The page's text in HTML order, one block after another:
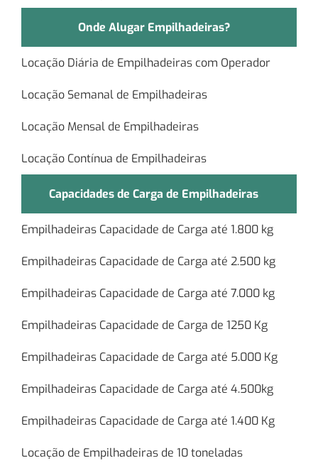
Onde Alugar Empilhadeiras?
Locação Diária de Empilhadeiras com Operador
Locação Semanal de Empilhadeiras
Locação Mensal de Empilhadeiras
Locação Contínua de Empilhadeiras
Capacidades de Carga de Empilhadeiras
Empilhadeiras Capacidade de Carga até 1.800 kg
Empilhadeiras Capacidade de Carga até 2.500 kg
Empilhadeiras Capacidade de Carga até 7.000 kg
Empilhadeiras Capacidade de Carga de 1250 Kg
Empilhadeiras Capacidade de Carga até 5.000 Kg
Empilhadeiras Capacidade de Carga até 4.500kg
Empilhadeiras Capacidade de Carga até 1.400 Kg
Locação de Empilhadeiras de 10 toneladas